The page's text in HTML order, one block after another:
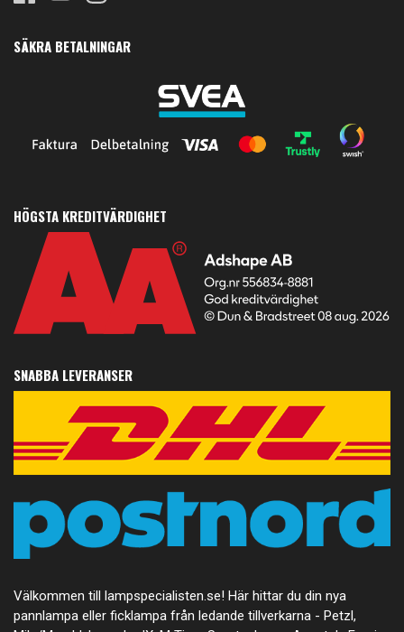
SÄKRA BETALNINGAR
HÖGSTA KREDITVÄRDIGHET
SNABBA LEVERANSER
Välkommen till lampspecialisten.se! Här hittar du din nya
pannlampa eller ficklampa från ledande tillverkarna - Petzl,